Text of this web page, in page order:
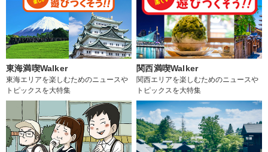
東海満喫Walker
東海エリアを楽しむためのニュースや
トピックスを大特集
関西満喫Walker
関西エリアを楽しむためのニュースや
トピックスを大特集